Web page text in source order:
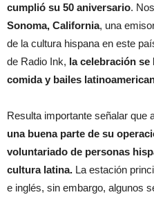
cumplió su 50 aniversario.
Sonoma, California, una
de la cultura hispana en este
de Radio Ink, la celebración se
comida y bailes
Resulta importante señalar que
una buena parte de su
voluntariado de personas
cultura latina. La estación
e inglés, sin embargo, algunos